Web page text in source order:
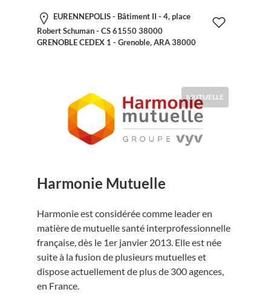
EURENNEPOLIS - Bâtiment II - 4, place
Robert Schuman - CS 61550 38000
GRENOBLE CEDEX 1 - Grenoble, ARA 38000
MUTUELLE
Harmonie Mutuelle
Harmonie est considérée comme leader en
matière de mutuelle santé interprofessionnelle
française, dès le 1er janvier 2013. Elle est née
suite à la fusion de plusieurs mutuelles et
dispose actuellement de plus de 300 agences,
en France.